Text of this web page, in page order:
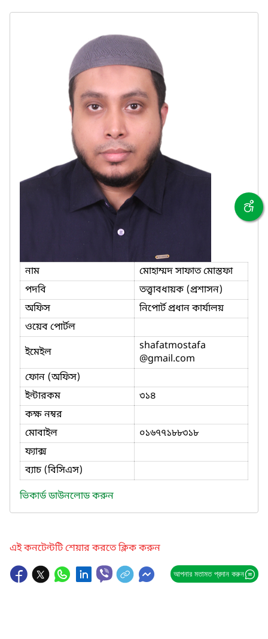
নাম
মোহাম্মদ সাফাত মোস্তফা
পদবি
তত্ত্বাবধায়ক (প্রশাসন)
অফিস
নিপোর্ট প্রধান কার্যালয়
ওয়েব পোর্টল
ইমেইল
shafatmostafa
@gmail.com
ফোন (অফিস)
ইন্টারকম
৩১৪
কক্ষ নম্বর
মোবাইল
০১৬৭৭১৮৮৩১৮
ফ্যাক্স
ব্যাচ (বিসিএস)
ভিকার্ড ডাউনলোড করুন
এই কনটেন্টটি শেয়ার করতে ক্লিক করুন
আপনার মতামত প্রদান করুন